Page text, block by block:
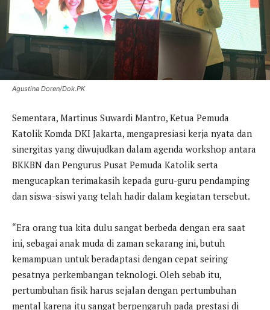
Agustina Doren/Dok.PK
Sementara, Martinus Suwardi Mantro, Ketua Pemuda
Katolik Komda DKI Jakarta, mengapresiasi kerja nyata dan
sinergitas yang diwujudkan dalam agenda workshop antara
BKKBN dan Pengurus Pusat Pemuda Katolik serta
mengucapkan terimakasih kepada guru-guru pendamping
dan siswa-siswi yang telah hadir dalam kegiatan tersebut.
“Era orang tua kita dulu sangat berbeda dengan era saat
ini, sebagai anak muda di zaman sekarang ini, butuh
kemampuan untuk beradaptasi dengan cepat seiring
pesatnya perkembangan teknologi. Oleh sebab itu,
pertumbuhan fisik harus sejalan dengan pertumbuhan
mental karena itu sangat berpengaruh pada prestasi di